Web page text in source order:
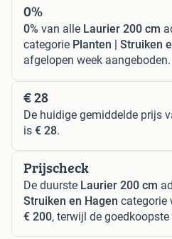
0%
0% van alle Laurier 200 cm
categorie Planten | Struiken
afgelopen week aangeboden.
€ 28
De huidige gemiddelde prijs
is € 28.
Prijscheck
De duurste Laurier 200 cm
Struiken en Hagen categorie
€ 200, terwijl de